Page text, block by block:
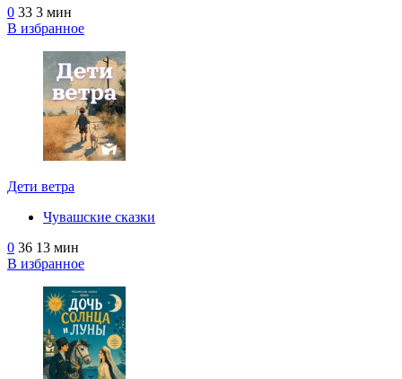
0 33 3 мин
В избранное
Дети ветра
Чувашские сказки
0 36 13 мин
В избранное